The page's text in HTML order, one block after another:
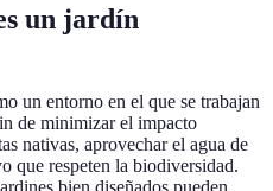
un jardín
un entorno en el que se trabajan
de minimizar el impacto
nativas, aprovechar el agua de
que respeten la biodiversidad.